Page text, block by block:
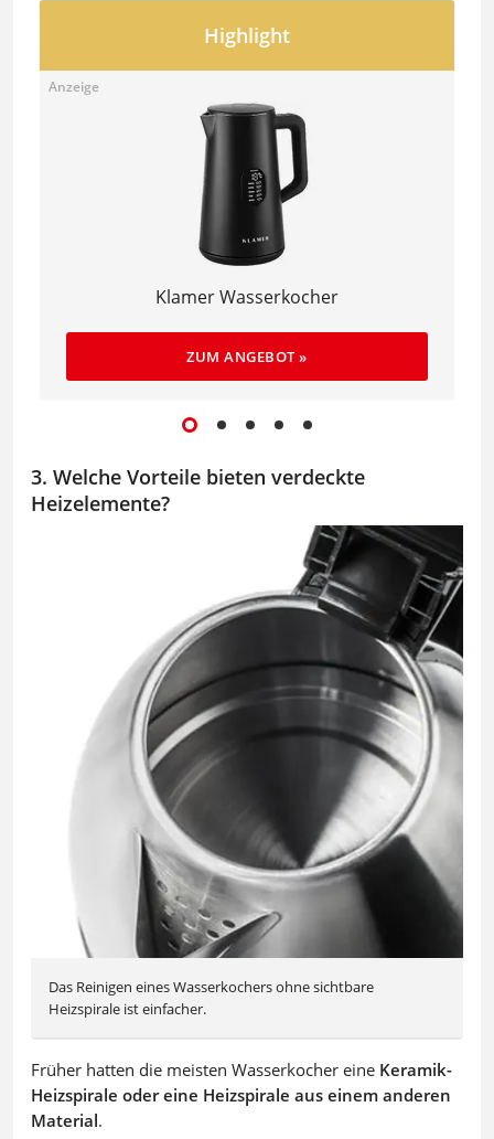
Klamer Wasserkocher
ZUM ANGEBOT »
3. Welche Vorteile bieten verdeckte
Heizelemente?
Das Reinigen eines Wasserkochers ohne sichtbare
Heizspirale ist einfacher.
Früher hatten die meisten Wasserkocher eine Keramik-
Heizspirale oder eine Heizspirale aus einem anderen
Material.